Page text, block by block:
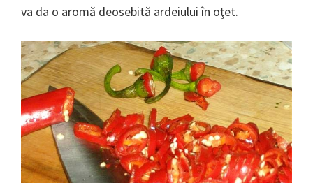
va da o aromă deosebită ardeiului în oţet.